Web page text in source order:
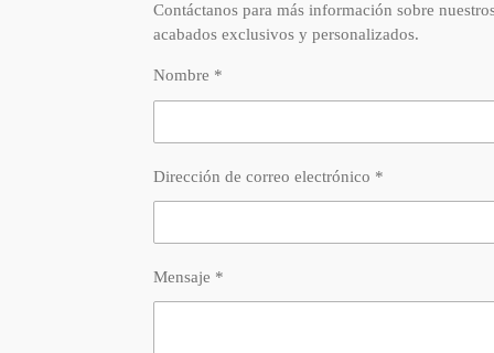
Contáctanos para más información sobre
acabados exclusivos y personalizados.
Nombre *
Dirección de correo electrónico *
Mensaje *